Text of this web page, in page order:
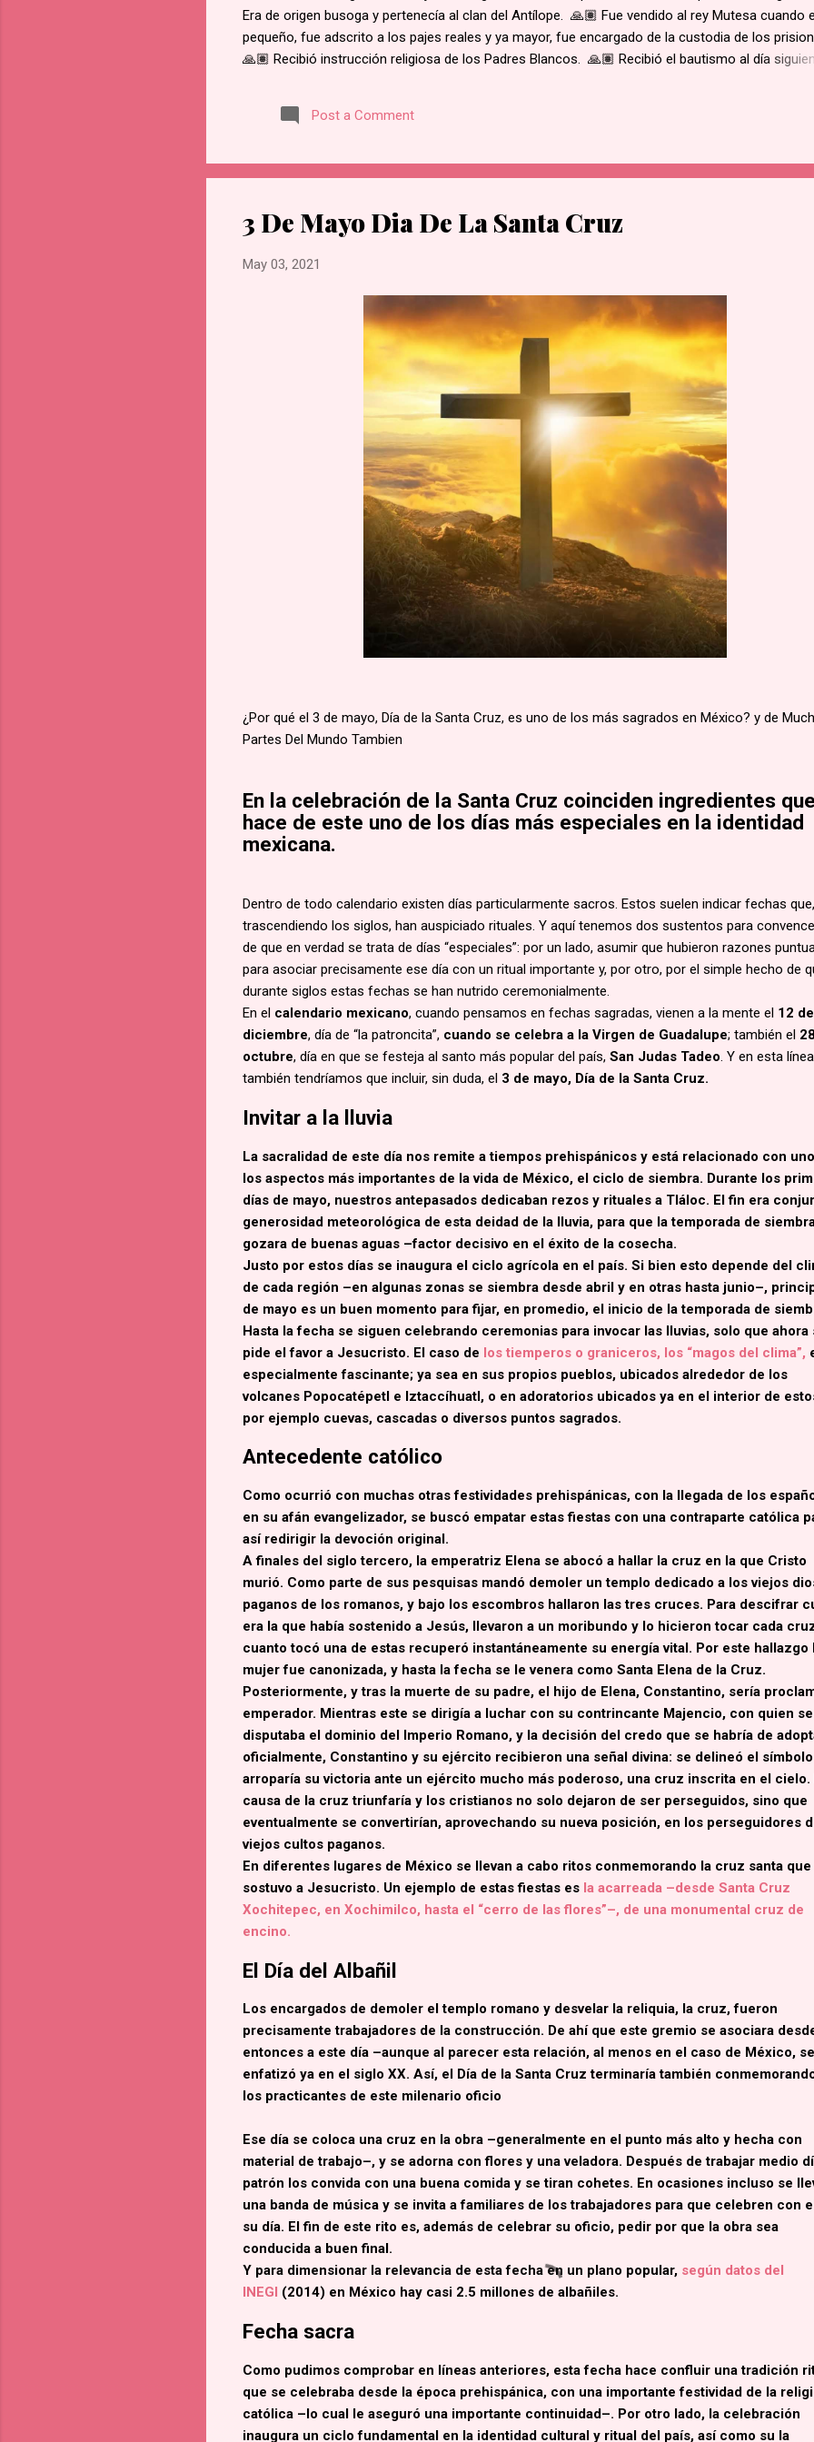
Era de origen busoga y pertenecía al clan del Antílope. 🙏🏽 Fue vendido al rey Mutesa cuando
pequeño, fue adscrito a los pajes reales y ya mayor, fue encargado de la custodia de los
🙏🏽 Recibió instrucción religiosa de los Padres Blancos. 🙏🏽 Recibió el bautismo al día
retractarse de su fe, rehusó. Junto con otros mártires se le condujo en una marcha hacia la
Namugongo, a unos 60 kms de su hogar. 🙏🏽 Según la costumbre, se ejecutaba a un prisionero
en Lubawo, fue alanceado y decapitado y sus restos dejados al borde del camino....
Post a Comment
3 De Mayo Dia De La Santa Cruz
May 03, 2021
¿Por qué el 3 de mayo, Día de la Santa Cruz, es uno de los más sagrados en México? y de
Partes Del Mundo Tambien
En la celebración de la Santa Cruz coinciden ingredientes que
hace de este uno de los días más especiales en la identidad
mexicana.
Dentro de todo calendario existen días particularmente sacros. Estos suelen indicar fechas que,
trascendiendo los siglos, han auspiciado rituales. Y aquí tenemos dos sustentos para
de que en verdad se trata de días “especiales”: por un lado, asumir que hubieron razones
para asociar precisamente ese día con un ritual importante y, por otro, por el simple hecho de
durante siglos estas fechas se han nutrido ceremonialmente.
En el calendario mexicano, cuando pensamos en fechas sagradas, vienen a la mente el 12 de
diciembre, día de “la patroncita”, cuando se celebra a la Virgen de Guadalupe; también el
octubre, día en que se festeja al santo más popular del país, San Judas Tadeo. Y en esta línea
también tendríamos que incluir, sin duda, el 3 de mayo, Día de la Santa Cruz.
Invitar a la lluvia
La sacralidad de este día nos remite a tiempos prehispánicos y está relacionado con
los aspectos más importantes de la vida de México, el ciclo de siembra. Durante los
días de mayo, nuestros antepasados dedicaban rezos y rituales a Tláloc. El fin era
generosidad meteorológica de esta deidad de la lluvia, para que la temporada de
gozara de buenas aguas –factor decisivo en el éxito de la cosecha.
Justo por estos días se inaugura el ciclo agrícola en el país. Si bien esto depende del
de cada región –en algunas zonas se siembra desde abril y en otras hasta junio–,
de mayo es un buen momento para fijar, en promedio, el inicio de la temporada de
Hasta la fecha se siguen celebrando ceremonias para invocar las lluvias, solo que ahora
pide el favor a Jesucristo. El caso de los tiemperos o graniceros, los “magos del clima”,
especialmente fascinante; ya sea en sus propios pueblos, ubicados alrededor de los
volcanes Popocatépetl e Iztaccíhuatl, o en adoratorios ubicados ya en el interior de
por ejemplo cuevas, cascadas o diversos puntos sagrados.
Antecedente católico
Como ocurrió con muchas otras festividades prehispánicas, con la llegada de los
en su afán evangelizador, se buscó empatar estas fiestas con una contraparte católica
así redirigir la devoción original.
A finales del siglo tercero, la emperatriz Elena se abocó a hallar la cruz en la que Cristo
murió. Como parte de sus pesquisas mandó demoler un templo dedicado a los viejos
paganos de los romanos, y bajo los escombros hallaron las tres cruces. Para descifrar
era la que había sostenido a Jesús, llevaron a un moribundo y lo hicieron tocar cada
cuanto tocó una de estas recuperó instantáneamente su energía vital. Por este hallazgo
mujer fue canonizada, y hasta la fecha se le venera como Santa Elena de la Cruz.
Posteriormente, y tras la muerte de su padre, el hijo de Elena, Constantino, sería
emperador. Mientras este se dirigía a luchar con su contrincante Majencio, con quien se
disputaba el dominio del Imperio Romano, y la decisión del credo que se habría de
oficialmente, Constantino y su ejército recibieron una señal divina: se delineó el
arroparía su victoria ante un ejército mucho más poderoso, una cruz inscrita en el cielo.
causa de la cruz triunfaría y los cristianos no solo dejaron de ser perseguidos, sino que
eventualmente se convertirían, aprovechando su nueva posición, en los perseguidores
viejos cultos paganos.
En diferentes lugares de México se llevan a cabo ritos conmemorando la cruz santa que
sostuvo a Jesucristo. Un ejemplo de estas fiestas es la acarreada –desde Santa Cruz
Xochitepec, en Xochimilco, hasta el “cerro de las flores”–, de una monumental cruz de
encino.
El Día del Albañil
Los encargados de demoler el templo romano y desvelar la reliquia, la cruz, fueron
precisamente trabajadores de la construcción. De ahí que este gremio se asociara
entonces a este día –aunque al parecer esta relación, al menos en el caso de México, se
enfatizó ya en el siglo XX. Así, el Día de la Santa Cruz terminaría también
los practicantes de este milenario oficio
Ese día se coloca una cruz en la obra –generalmente en el punto más alto y hecha con
material de trabajo–, y se adorna con flores y una veladora. Después de trabajar medio
patrón los convida con una buena comida y se tiran cohetes. En ocasiones incluso se
una banda de música y se invita a familiares de los trabajadores para que celebren con
su día. El fin de este rito es, además de celebrar su oficio, pedir por que la obra sea
conducida a buen final.
Y para dimensionar la relevancia de esta fecha en un plano popular, según datos del
INEGI (2014) en México hay casi 2.5 millones de albañiles.
Fecha sacra
Como pudimos comprobar en líneas anteriores, esta fecha hace confluir una tradición
que se celebraba desde la época prehispánica, con una importante festividad de la
católica –lo cual le aseguró una importante continuidad–. Por otro lado, la celebración
inaugura un ciclo fundamental en la identidad cultural y ritual del país, así como su la